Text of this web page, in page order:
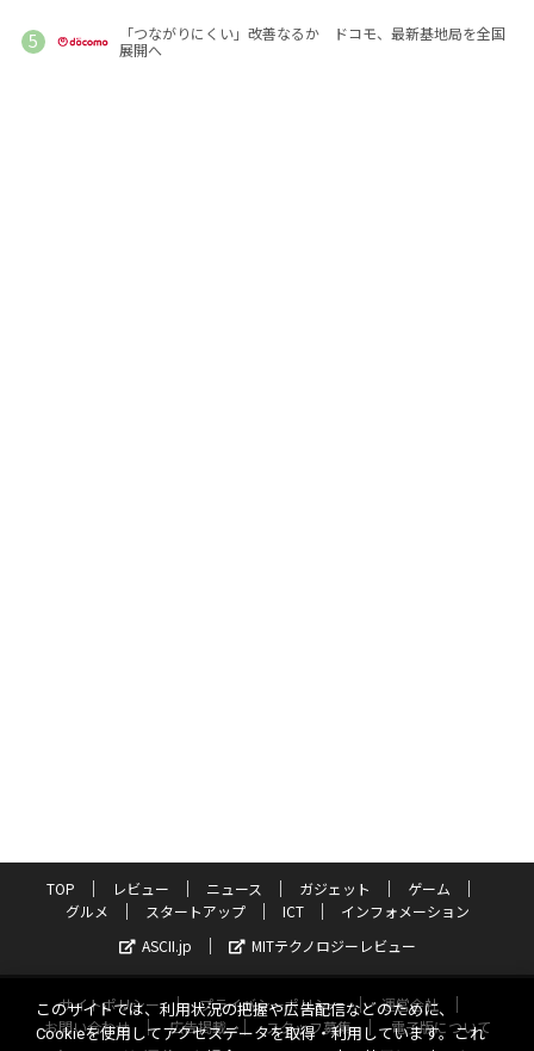
「つながりにくい」改善なるか ドコモ、最新基地局を全国
展開へ
TOP レビュー ニュース ガジェット
ゲーム
グルメ
スタートアップ ICT
インフォメーション
ASCII.jp
MITテクノロジーレビュー
サイトポリシー プライバシーポリシー
運営会社
お問い合わせ
広告掲載 スタッフ募集 電子版について
このサイトでは、利用状況の把握や広告配信などのために、
Cookieを使用してアクセスデータを取得・利用しています。これ